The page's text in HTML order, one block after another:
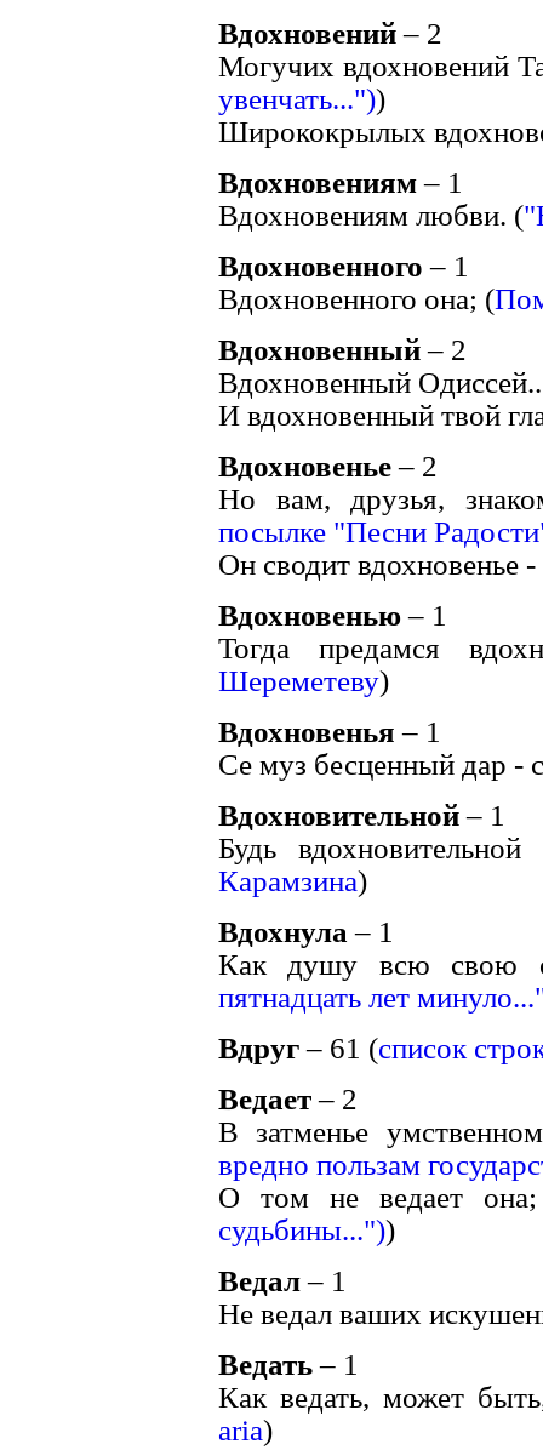
Вдохновений– 2
Могучих вдохновений
увенчать..."))
Ширококрылых
Вдохновениям– 1
Вдохновениям любви. (
Вдохновенного – 1
Вдохновенного она; (
Вдохновенный– 2
Вдохновенный
И вдохновенный твой
Вдохновенье– 2
Но вам, друзья,
посылке "Песни
Он сводит вдохновенье -
Вдохновенью– 1
Тогда предамся
Шереметеву)
Вдохновенья – 1
Се муз бесценный дар -
Вдохновительной– 1
Будь
Карамзина)
Вдохнула – 1
Как душу всю свою
пятнадцать лет
Вдруг– 61 (список
Ведает– 2
В затменье
вредно пользам
О том не ведает
судьбины..."))
Ведал– 1
Не ведал ваших
Ведать– 1
Как ведать, может
aria)